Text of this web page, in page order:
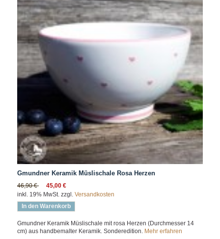
Gmundner Keramik Müslischale Rosa Herzen
46,90 €
45,00 €
inkl. 19% MwSt. zzgl. Versandkosten
In den Warenkorb
Gmundner Keramik Müslischale mit rosa Herzen (Durchmesser 14
cm) aus handbemalter Keramik. Sonderedition. Mehr erfahren